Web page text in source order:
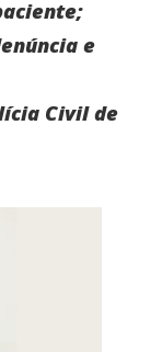
e
Civil de